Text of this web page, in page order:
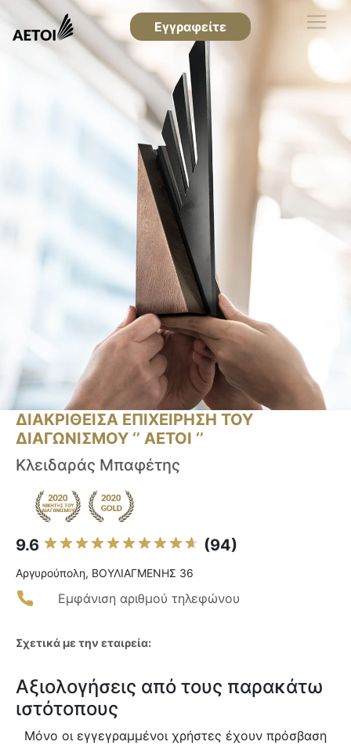
Εγγραφείτε
ΔΙΑΚΡΙΘΕΙΣΑ ΕΠΙΧΕΙΡΗΣΗ ΤΟΥ
ΔΙΑΓΩΝΙΣΜΟΥ ‘’ ΑΕΤΟΙ ‘’
Κλειδαράς Μπαφέτης
9.6 (94)
Αργυρούπολη, ΒΟΥΛΙΑΓΜΕΝΗΣ 36
Εμφάνιση αριθμού τηλεφώνου
Σχετικά με την εταιρεία:
Αξιολογήσεις από τους παρακάτω
ιστότοπους
Μόνο οι εγγεγραμμένοι χρήστες έχουν πρόσβαση